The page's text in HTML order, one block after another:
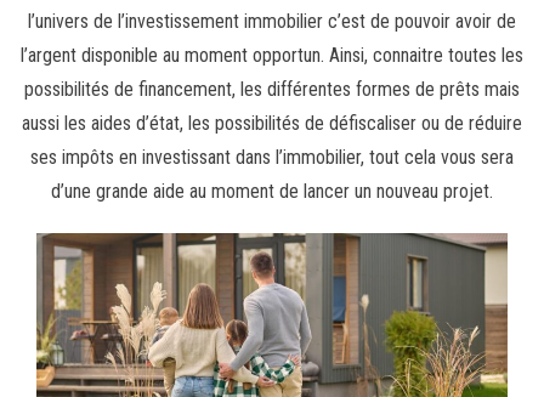
l’univers de l’investissement immobilier c’est de pouvoir avoir de
l’argent disponible au moment opportun. Ainsi, connaitre toutes les
possibilités de financement, les différentes formes de prêts mais
aussi les aides d’état, les possibilités de défiscaliser ou de réduire
ses impôts en investissant dans l’immobilier, tout cela vous sera
d’une grande aide au moment de lancer un nouveau projet.